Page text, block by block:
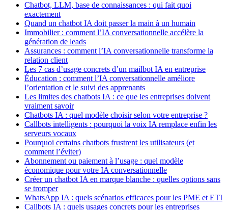
Chatbot, LLM, base de connaissances : qui fait quoi
exactement
Quand un chatbot IA doit passer la main à un humain
Immobilier : comment l’IA conversationnelle accélère la
génération de leads
Assurances : comment l’IA conversationnelle transforme la
relation client
Les 7 cas d’usage concrets d’un mailbot IA en entreprise
Éducation : comment l’IA conversationnelle améliore
l’orientation et le suivi des apprenants
Les limites des chatbots IA : ce que les entreprises doivent
vraiment savoir
Chatbots IA : quel modèle choisir selon votre entreprise ?
Callbots intelligents : pourquoi la voix IA remplace enfin les
serveurs vocaux
Pourquoi certains chatbots frustrent les utilisateurs (et
comment l’éviter)
Abonnement ou paiement à l’usage : quel modèle
économique pour votre IA conversationnelle
Créer un chatbot IA en marque blanche : quelles options sans
se tromper
WhatsApp IA : quels scénarios efficaces pour les PME et ETI
Callbots IA : quels usages concrets pour les entreprises